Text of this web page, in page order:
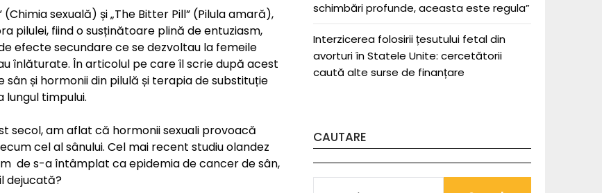
sexuală) și „The Bitter Pill” (Pilula amară),
pilulei, fiind o susținătoare plină de entuziasm,
efecte secundare ce se dezvoltau la femeile
înlăturate. În articolul pe care îl scrie după acest
și hormonii din pilulă și terapia de substituție
timpului.
secol, am aflat că hormonii sexuali provoacă
cel al sânului. Cel mai recent studiu olandez
de s-a întâmplat ca epidemia de cancer de sân,
dejucată?
schimbări profunde, aceasta este regula”
Interzicerea folosirii țesutului fetal din
avorturi în Statele Unite: cercetătorii
caută alte surse de finanțare
CAUTARE